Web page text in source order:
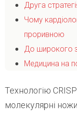
Друга
Чому
проривною
До широкого
Медицина на
Технологію
молекулярні